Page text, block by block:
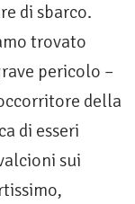
di sbarco.
trovato
pericolo –
della
di esseri
sui